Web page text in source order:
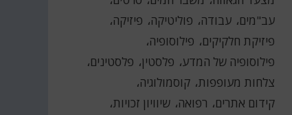
עב"מים עבודה פוליטיקה
פיזיקה
פיזיקת חלקיקים
פילוסופיה
פילוסופיה של המדע פלסטין פלסטינים
צלחות מעופפות קוסמולוגיה
קידום אתרים
רפואה שיוויון זכויות